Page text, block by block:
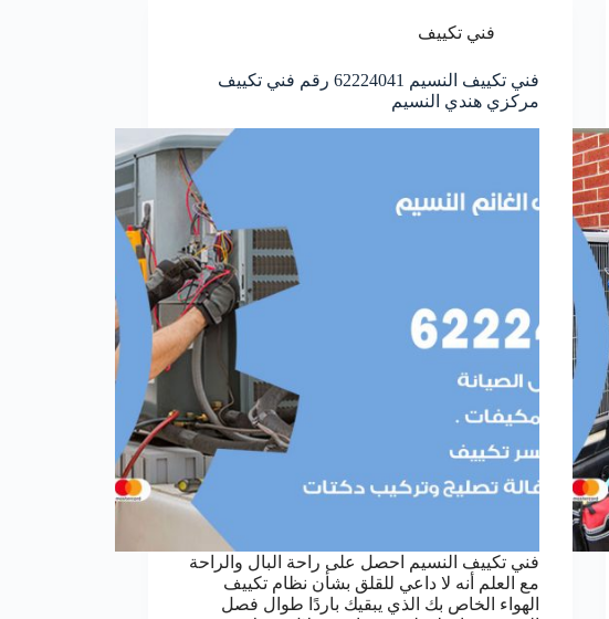
فني تكييف
فني تكييف النسيم 62224041 رقم فني تكييف
مركزي هندي النسيم
فني تكييف النسيم احصل على راحة البال والراحة
مع العلم أنه لا داعي للقلق بشأن نظام تكييف
الهواء الخاص بك الذي يبقيك باردًا طوال فصل